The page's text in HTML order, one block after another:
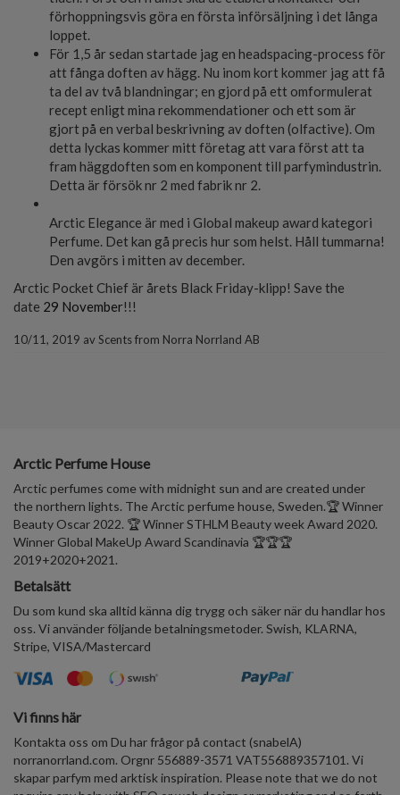
förhoppningsvis göra en första införsäljning i det långa
loppet.
För 1,5 år sedan startade jag en headspacing-process för
att fånga doften av hägg. Nu inom kort kommer jag att få
ta del av två blandningar; en gjord på ett omformulerat
recept enligt mina rekommendationer och ett som är
gjort på en verbal beskrivning av doften (olfactive). Om
detta lyckas kommer mitt företag att vara först att ta
fram häggdoften som en komponent till parfymindustrin.
Detta är försök nr 2 med fabrik nr 2.
Arctic Elegance är med i Global makeup award kategori
Perfume. Det kan gå precis hur som helst. Håll tummarna!
Den avgörs i mitten av december.
Arctic Pocket Chief är årets Black Friday-klipp! Save the
date 29 November!!!
10/11, 2019 avScents from Norra Norrland AB
Arctic Perfume House
Arctic perfumes come with midnight sun and are created under
the northern lights. The Arctic perfume house, Sweden.🏆 Winner
Beauty Oscar 2022. 🏆 Winner STHLM Beauty week Award 2020.
Winner Global MakeUp Award Scandinavia 🏆🏆🏆
2019+2020+2021.
Betalsätt
Du som kund ska alltid känna dig trygg och säker när du handlar hos
oss. Vi använder följande betalningsmetoder. Swish, KLARNA,
Stripe, VISA/Mastercard
Vi finns här
Kontakta oss om Du har frågor på contact (snabelA)
norranorrland.com. Orgnr 556889-3571 VAT556889357101. Vi
skapar parfym med arktisk inspiration. Please note that we do not